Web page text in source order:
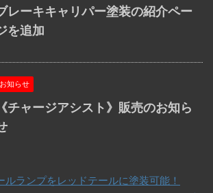
レーキキャリパー塗装の紹介ペー
を追加
お知らせ
《チャージアシスト》販売のお知ら
ルランプをレッドテールに塗装可能！